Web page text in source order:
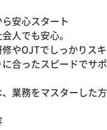
安心スタート
人でも安心。
やOJTでしっかりスキ
合ったスピードでサ
業務をマスターした